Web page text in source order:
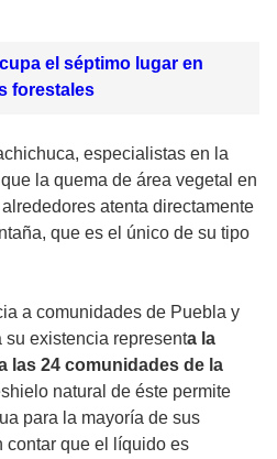
el séptimo lugar en
forestales
especialistas en la
la quema de área vegetal en
atenta directamente
que es el único de su tipo
a comunidades de Puebla y
existencia representa la
las 24 comunidades de la
natural de éste permite
para la mayoría de sus
contar que el líquido es